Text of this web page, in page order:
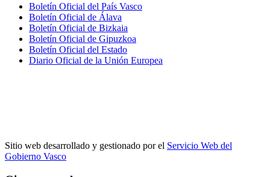
Boletín Oficial del País Vasco
Boletín Oficial de Álava
Boletín Oficial de Bizkaia
Boletín Oficial de Gipuzkoa
Boletín Oficial del Estado
Diario Oficial de la Unión Europea
Sitio web desarrollado y gestionado por el Servicio Web del
Gobierno Vasco